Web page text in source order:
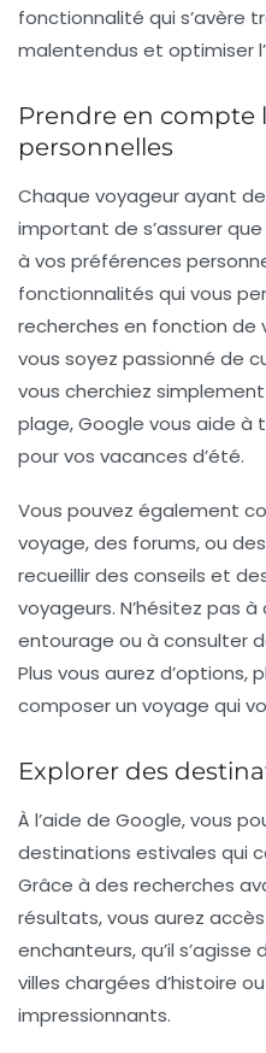
fonctionnalité qui s’avère
malentendus et optimiser
Prendre en compte
personnelles
Chaque voyageur ayant
important de s’assurer
à vos préférences
fonctionnalités qui vous
recherches en fonction de
vous soyez passionné de
vous cherchiez
plage, Google vous aide à
pour vos vacances d’été.
Vous pouvez également
voyage, des forums, ou
recueillir des conseils et
voyageurs. N’hésitez pas
entourage ou à consulter
Plus vous aurez d’options,
composer un voyage qui
Explorer des
À l’aide de Google, vous
destinations estivales qui
Grâce à des recherches
résultats, vous aurez
enchanteurs, qu’il
villes chargées d’histoire
impressionnants.